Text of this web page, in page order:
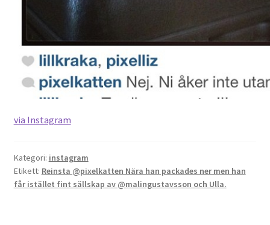
via Instagram
Kategori: instagram
Etikett: Reinsta @pixelkatten Nära han packades ner men han
får istället fint sällskap av @malingustavsson och Ulla.